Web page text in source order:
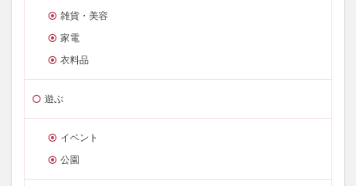
雑貨・美容
家電
衣料品
遊ぶ
イベント
公園